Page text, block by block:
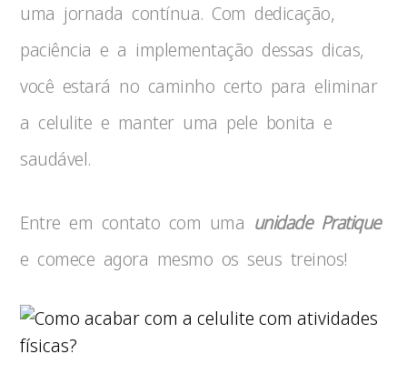
uma jornada contínua. Com dedicação,
paciência e a implementação dessas dicas,
você estará no caminho certo para eliminar
a celulite e manter uma pele bonita e
saudável.
Entre em contato com uma unidade Pratique
e comece agora mesmo os seus treinos!